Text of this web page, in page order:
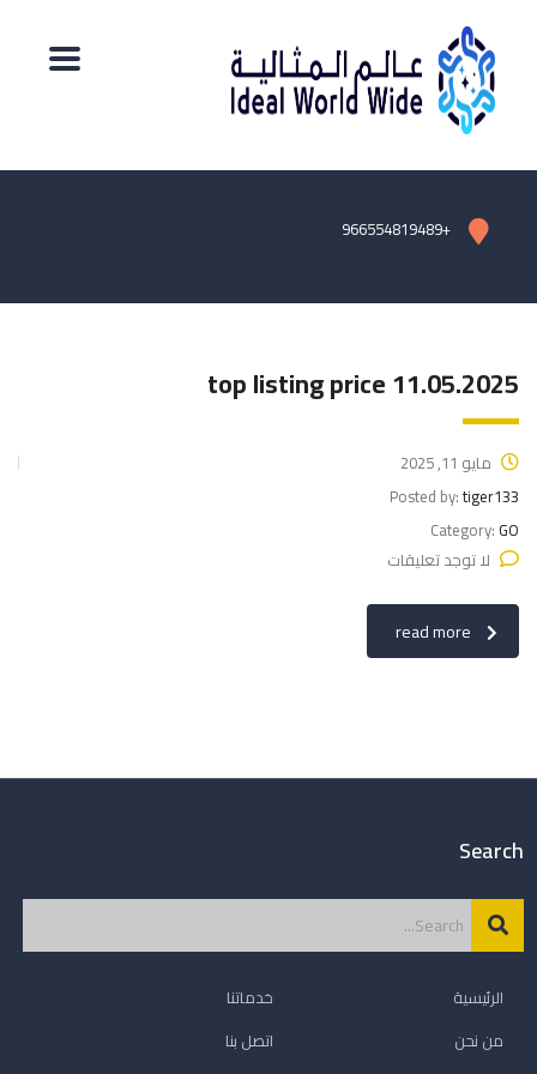
+966554819489
top listing price 11.05.2025
مايو 11, 2025
Posted by:tiger133
Category: GO
لا توجد تعليقات
read more
Search
الرئيسية
خدماتنا
من نحن
اتصل بنا